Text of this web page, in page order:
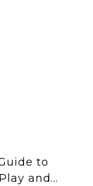
to
and